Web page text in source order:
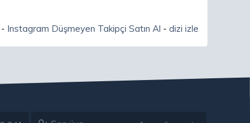
- Instagram Düşmeyen Takipçi Satın Al - dizi izle